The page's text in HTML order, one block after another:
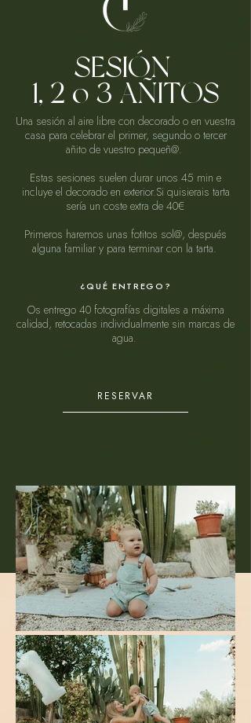
SESIÓN
1, 2 o 3 AÑITOS
Una sesión al aire libre con decorado o en vuestra
casa para celebrar el primer, segundo o tercer
añito de vuestro pequeñ@.
Estas sesiones suelen durar unos 45 min e
incluye el decorado en exterior.Si quisierais tarta
sería un coste extra de 40€
Primeros haremos unas fotitos sol@, después
alguna familiar y para terminar con la tarta.
¿QUÉ ENTREGO?
Os entrego 40 fotografías digitales a máxima
calidad, retocadas individualmente sin marcas de
agua.
RESERVAR